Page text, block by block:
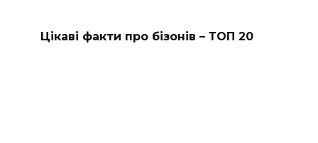
Цікаві факти про бізонів – ТОП 20